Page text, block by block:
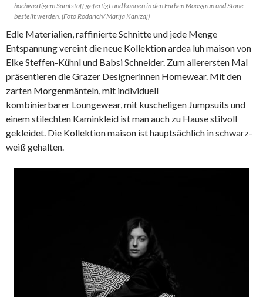
hochwertigem Samtstoff gefertigt und können in den Farben Moosgrün und Stone
bestellt werden. (Foto Rodarich/ Marija Kanizaj)
Edle Materialien, raffinierte Schnitte und jede Menge
Entspannung vereint die neue Kollektion ardea luh maison von
Elke Steffen-Kühnl und Babsi Schneider. Zum allerersten Mal
präsentieren die Grazer Designerinnen Homewear. Mit den
zarten Morgenmänteln, mit individuell
kombinierbarer Loungewear, mit kuscheligen Jumpsuits und
einem stilechten Kaminkleid ist man auch zu Hause stilvoll
gekleidet. Die Kollektion maison ist hauptsächlich in schwarz-
weiß gehalten.